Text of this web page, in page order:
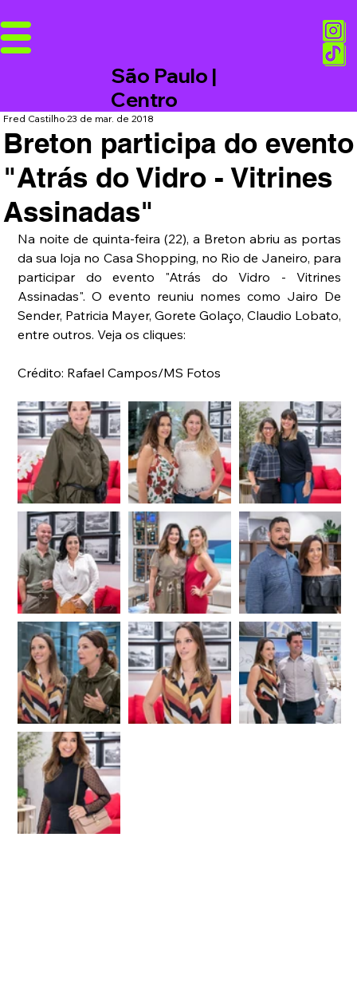
São Paulo |
Centro
Breton participa do evento
"Atrás do Vidro - Vitrines
Assinadas"
Fred Castilho23 de mar. de 2018
Na noite de quinta-feira (22), a Breton abriu as portas
da sua loja no Casa Shopping, no Rio de Janeiro, para
participar do evento "Atrás do Vidro - Vitrines
Assinadas". O evento reuniu nomes como Jairo De
Sender, Patricia Mayer, Gorete Golaço, Claudio Lobato,
entre outros. Veja os cliques:
Crédito: Rafael Campos/MS Fotos